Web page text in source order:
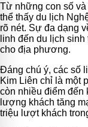
Từ những con số
thể thấy du lịch
rõ nét. Sự đa dạng
linh đến du lịch
cho địa phương.
Đáng chú ý, các số
Kim Liên chỉ là một
còn nhiều điểm đến
lượng khách tăng
triệu lượt khách